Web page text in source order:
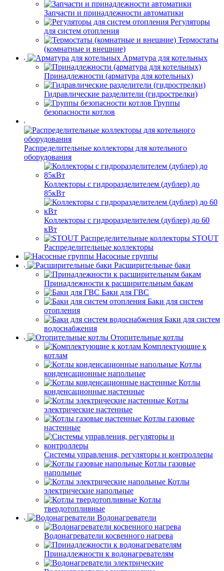
Запчасти и принадлежности автоматики
Регуляторы
для систем отопления
Термостаты
(комнатные и внешние)
Арматура для котельных
Принадлежности (арматура для котельных)
Гидравлические разделители (гидрострелки)
Группы
безопасности котлов
Распределительные коллекторы для котельного
оборудования
Коллекторы с гидроразделителем (дублер) до
85кВт
Коллекторы с гидроразделителем (дублер) до 60
кВт
STOUT
Распределительные коллекторы
Насосные группы
Расширительные баки
Принадлежности к расширительным бакам
Баки для ГВС
Баки для систем
отопления
Баки для систем
водоснабжения
Отопительные котлы
Комплектующие к
котлам
Котлы
конденсационные напольные
Котлы
конденсационные настенные
Котлы
электрические настенные
Котлы газовые
настенные
Системы управления, регуляторы и контроллеры
Котлы газовые
напольные
Котлы
электрические напольные
Котлы
твердотопливные
Водонагреватели
Водонагреватели косвенного нагрева
Принадлежности к водонагревателям